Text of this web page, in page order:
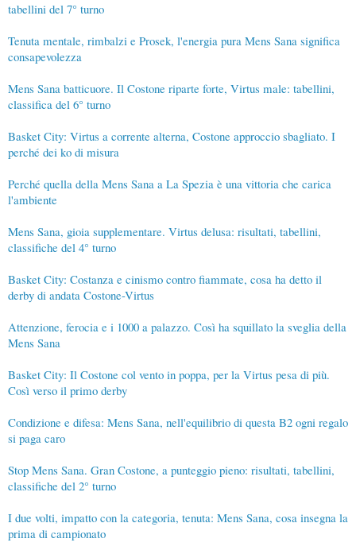
tabellini del 7° turno
Tenuta mentale, rimbalzi e Prosek, l'energia pura Mens Sana significa
consapevolezza
Mens Sana batticuore. Il Costone riparte forte, Virtus male: tabellini,
classifica del 6° turno
Basket City: Virtus a corrente alterna, Costone approccio sbagliato. I
perché dei ko di misura
Perché quella della Mens Sana a La Spezia è una vittoria che carica
l'ambiente
Mens Sana, gioia supplementare. Virtus delusa: risultati, tabellini,
classifiche del 4° turno
Basket City: Costanza e cinismo contro fiammate, cosa ha detto il
derby di andata Costone-Virtus
Attenzione, ferocia e i 1000 a palazzo. Così ha squillato la sveglia della
Mens Sana
Basket City: Il Costone col vento in poppa, per la Virtus pesa di più.
Così verso il primo derby
Condizione e difesa: Mens Sana, nell'equilibrio di questa B2 ogni regalo
si paga caro
Stop Mens Sana. Gran Costone, a punteggio pieno: risultati, tabellini,
classifiche del 2° turno
I due volti, impatto con la categoria, tenuta: Mens Sana, cosa insegna la
prima di campionato